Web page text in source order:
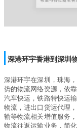
深港环宇香港到深圳
深港环宇在深圳，珠海
势的物流网络资源，依
汽车快运，铁路特快运
物流，进出口货运代理
输等物流相关增值服务
物流往返运输业务，简